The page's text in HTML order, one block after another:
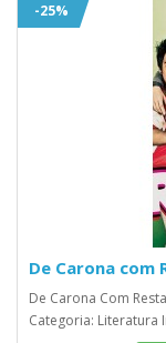
-25%
De Carona com
De Carona Com
Categoria: Literatura